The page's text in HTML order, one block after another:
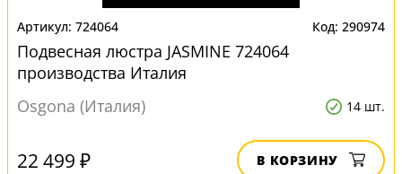
724064 290974
Подвесная люстра JASMINE 724064
производства Италия
Osgona (Италия)
14 шт.
22 499 ₽ В КОРЗИНУ